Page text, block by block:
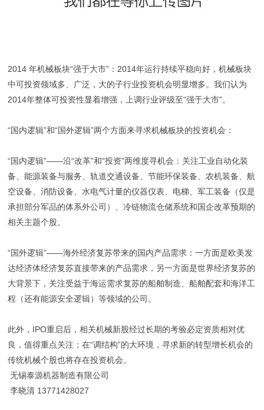
2014 年机械板块“强于大市”：2014年运行持续平稳向好，机械板块
中可投资领域多、广泛，大的子行业投资机会明显增多。我们认为
2014年整体可投资性显着增强，上调行业评级至“强于大市”。
“国内逻辑”和“国外逻辑”两个方面来寻求机械板块的投资机会：
“国内逻辑”——沿“改革”和“投资”两维度寻机会：关注工业自动化装
备、能源装备与服务、轨道交通设备、节能环保装备、农机装备、航
空设备、消防设备、水电气计量的仪器仪表、电梯、军工装备（仅是
承担部分军品的体系外公司）、冷链物流仓储系统和国企改革预期的
相关主题个股。
“国外逻辑”——海外经济复苏带来的国内产品需求：一方面是欧美发
达经济体经济复苏直接带来的产品需求，另一方面是世界经济复苏的
大背景下，关注受益于海运需求复苏的船舶制造、船舶配套和海洋工
程（还有能源安全逻辑）等领域的公司。
此外，IPO重启后，相关机械新股经过长期的考验必定资质相对优
良，值得重点关注；在“调结构”的大环境，寻求新的转型增长机会的
传统机械个股也将存在投资机会。
无锡泰源机器制造有限公司
李晓清 13771428027